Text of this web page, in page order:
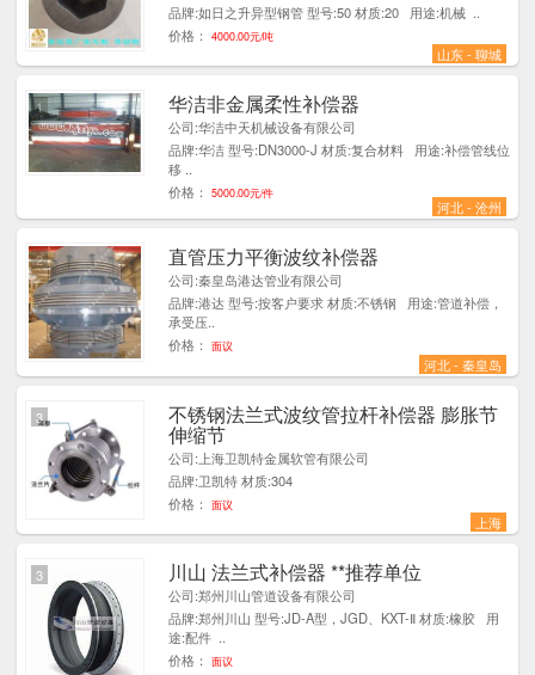
品牌:如日之升异型钢管 型号:50 材质:20 用途:机械 ..
价格：
4000.00元/吨
山东 - 聊城
华洁非金属柔性补偿器
公司:华洁中天机械设备有限公司
品牌:华洁 型号:DN3000-J 材质:复合材料 用途:补偿管线位
移 ..
价格：
5000.00元/件
河北 - 沧州
1
直管压力平衡波纹补偿器
公司:秦皇岛港达管业有限公司
品牌:港达 型号:按客户要求 材质:不锈钢 用途:管道补偿，
承受压..
价格：
面议
河北 - 秦皇岛
2
不锈钢法兰式波纹管拉杆补偿器 膨胀节
伸缩节
公司:上海卫凯特金属软管有限公司
品牌:卫凯特 材质:304
价格：
面议
上海
3
川山 法兰式补偿器 **推荐单位
公司:郑州川山管道设备有限公司
品牌:郑州川山 型号:JD-A型，JGD、KXT-Ⅱ 材质:橡胶 用
途:配件 ..
价格：
面议
3